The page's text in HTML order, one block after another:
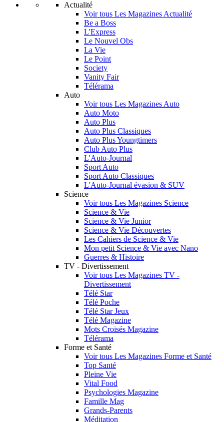
Actualité
Voir tous Les Magazines Actualité
Be a Boss
L'Express
Le Nouvel Obs
La Vie
Le Point
Society
Vanity Fair
Télérama
Auto
Voir tous Les Magazines Auto
Auto Moto
Auto Plus
Auto Plus Classiques
Auto Plus Youngtimers
Club Auto Plus
L'Auto-Journal
Sport Auto
Sport Auto Classiques
L'Auto-Journal évasion & SUV
Science
Voir tous Les Magazines Science
Science & Vie
Science & Vie Junior
Science & Vie Découvertes
Les Cahiers de Science & Vie
Mon petit Science & Vie avec Nano
Guerres & Histoire
TV - Divertissement
Voir tous Les Magazines TV -
Divertissement
Télé Star
Télé Poche
Télé Star Jeux
Télé Magazine
Mots Croisés Magazine
Télérama
Forme et Santé
Voir tous Les Magazines Forme et Santé
Top Santé
Pleine Vie
Vital Food
Psychologies Magazine
Famille Mag
Grands-Parents
Méditation